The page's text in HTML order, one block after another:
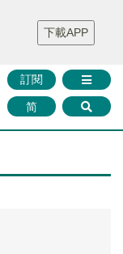
財華證券 媒體矩陣
智庫沙龍
聯絡我們
訂閱
简
下載APP